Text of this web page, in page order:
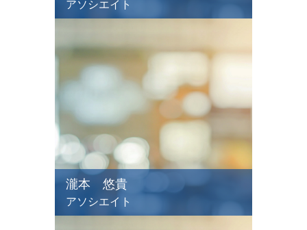
アソシエイト
瀧本 悠貴
アソシエイト